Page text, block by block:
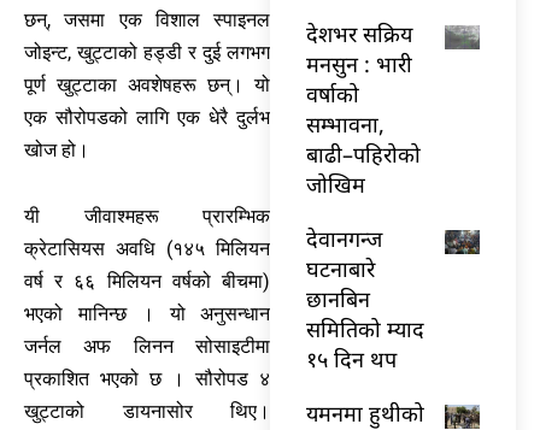
छन्, जसमा एक विशाल स्पाइनल
जोइन्ट, खुट्टाको हड्डी र दुई लगभग
पूर्ण खुट्टाका अवशेषहरू छन्। यो
एक सौरोपडको लागि एक धेरै दुर्लभ
खोज हो।
यी जीवाश्महरू प्रारम्भिक
क्रेटासियस अवधि (१४५ मिलियन
वर्ष र ६६ मिलियन वर्षको बीचमा)
भएको मानिन्छ । यो अनुसन्धान
जर्नल अफ लिनन सोसाइटीमा
प्रकाशित भएको छ । सौरोपड ४
खुट्टाको डायनासोर थिए।
देशभर सक्रिय
मनसुन : भारी
वर्षाको
सम्भावना,
बाढी–पहिरोको
जोखिम
देवानगन्ज
घटनाबारे
छानबिन
समितिको म्याद
१५ दिन थप
यमनमा हुथीको